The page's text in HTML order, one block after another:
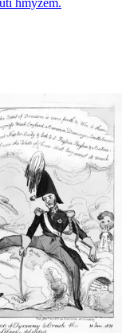
hmyzem.